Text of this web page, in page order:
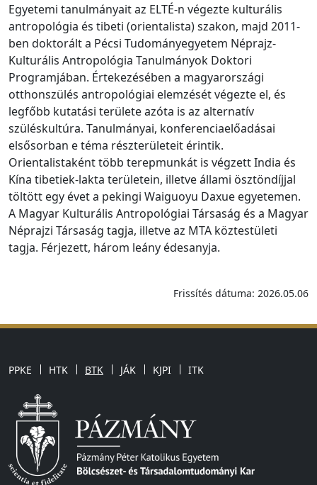
Egyetemi tanulmányait az ELTÉ-n végezte kulturális
antropológia és tibeti (orientalista) szakon, majd 2011-
ben doktorált a Pécsi Tudományegyetem Néprajz-
Kulturális Antropológia Tanulmányok Doktori
Programjában. Értekezésében a magyarországi
otthonszülés antropológiai elemzését végezte el, és
legfőbb kutatási területe azóta is az alternatív
szüléskultúra. Tanulmányai, konferenciaelőadásai
elsősorban e téma részterületeit érintik.
Orientalistaként több terepmunkát is végzett India és
Kína tibetiek-lakta területein, illetve állami ösztöndíjjal
töltött egy évet a pekingi Waiguoyu Daxue egyetemen.
A Magyar Kulturális Antropológiai Társaság és a Magyar
Néprajzi Társaság tagja, illetve az MTA köztestületi
tagja. Férjezett, három leány édesanyja.
Frissítés dátuma: 2026.05.06
PPKE HTK BTK JÁK KJPI ITK